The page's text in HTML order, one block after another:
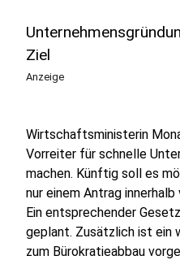
Ziel
Anzeige
Wirtschaftsministerin
Vorreiter für schnelle
machen. Künftig soll es
nur einem Antrag
Ein entsprechender
geplant. Zusätzlich ist ein
zum Bürokratieabbau